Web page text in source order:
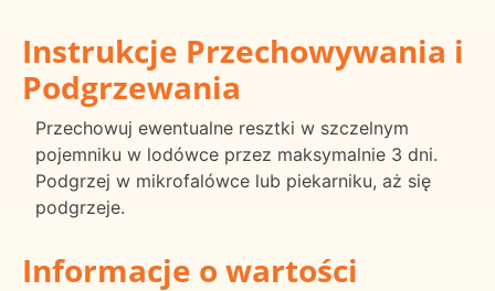
Instrukcje Przechowywania i
Podgrzewania
Przechowuj ewentualne resztki w szczelnym
pojemniku w lodówce przez maksymalnie 3 dni.
Podgrzej w mikrofalówce lub piekarniku, aż się
podgrzeje.
Informacje o wartości